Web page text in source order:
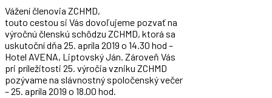
Vážení členovia ZCHMD,
touto cestou si Vás dovoľujeme pozvať na
výročnú členskú schôdzu ZCHMD, ktorá sa
uskutoční dňa 25. apríla 2019 o 14.30 hod –
Hotel AVENA, Liptovský Ján. Zároveň Vás
pri príležitosti 25. výročia vzniku ZCHMD
pozývame na slávnostný spoločenský večer
– 25. apríla 2019 o 18.00 hod.